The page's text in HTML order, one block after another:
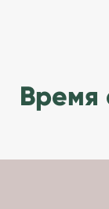
Время